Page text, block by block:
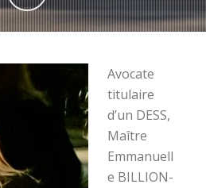
Avocate
titulaire
d’un DESS,
Maître
Emmanuell
e BILLION-